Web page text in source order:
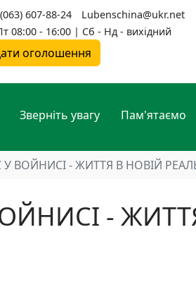
607-88-24
Lubenschina@ukr.net
08:00 - 16:00 | Сб - Нд - вихідний
оголошення
Зверніть увагу Пам'ятаємо
ВОЙНИСІ - ЖИТТЯ В НОВІЙ
-